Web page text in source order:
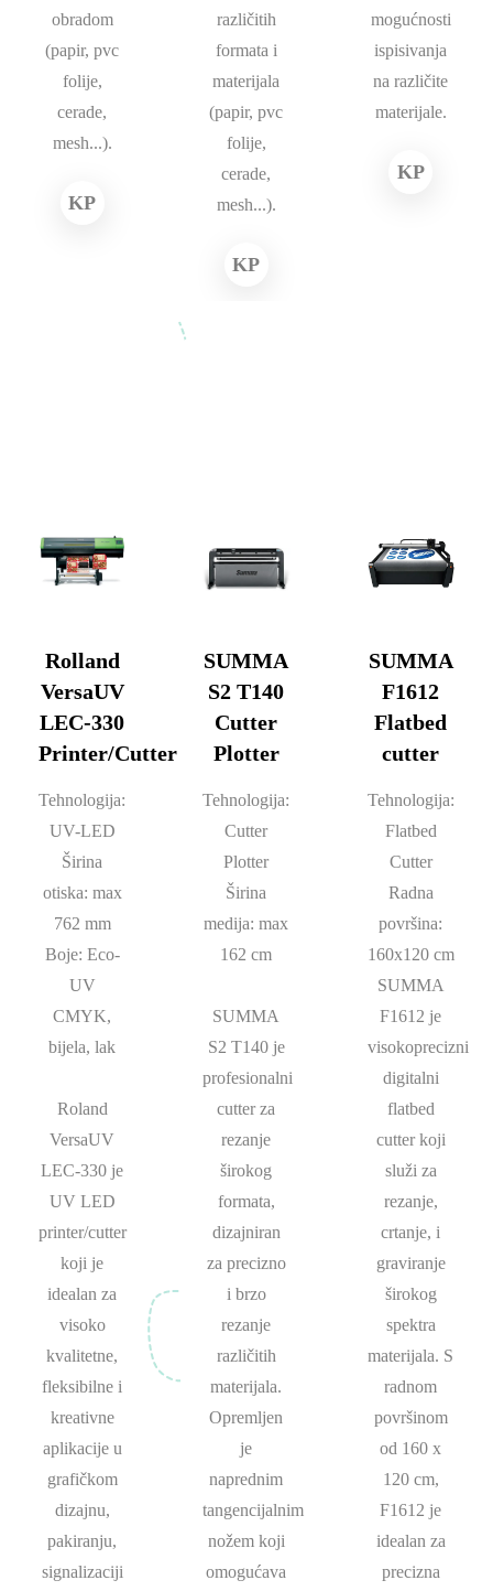
KP
obradom
(papir, pvc
folije,
cerade,
mesh...).
KP
različitih
formata i
materijala
(papir, pvc
folije,
cerade,
mesh...).
KP
mogućnosti
ispisivanja
na različite
materijale.
Rolland
VersaUV
LEC-330
Printer/Cutter
Tehnologija:
UV-LED
Širina
otiska: max
762 mm
Boje: Eco-
UV
CMYK,
bijela, lak
Roland
VersaUV
LEC-330 je
UV LED
printer/cutter
koji je
idealan za
visoko
kvalitetne,
fleksibilne i
kreativne
aplikacije u
grafičkom
dizajnu,
pakiranju,
signalizaciji
SUMMA
S2 T140
Cutter
Plotter
Tehnologija:
Cutter
Plotter
Širina
medija: max
162 cm
SUMMA
S2 T140 je
profesionalni
cutter za
rezanje
širokog
formata,
dizajniran
za precizno
i brzo
rezanje
različitih
materijala.
Opremljen
je
naprednim
tangencijalnim
nožem koji
omogućava
SUMMA
F1612
Flatbed
cutter
Tehnologija:
Flatbed
Cutter
Radna
površina:
160x120 cm
SUMMA
F1612 je
visokoprecizni
digitalni
flatbed
cutter koji
služi za
rezanje,
crtanje, i
graviranje
širokog
spektra
materijala. S
radnom
površinom
od 160 x
120 cm,
F1612 je
idealan za
precizna